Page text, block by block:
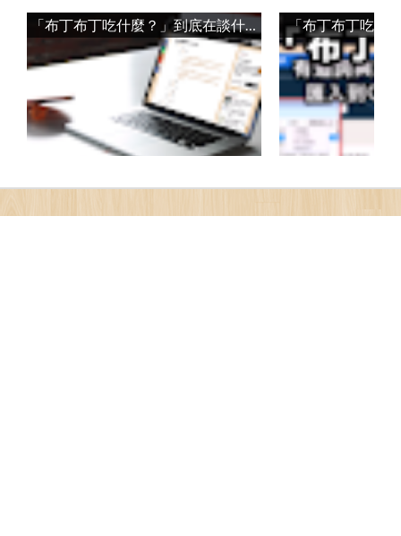
「布丁布丁吃什麼？」到底在談什麼？ / What is the Topic of this Blog?